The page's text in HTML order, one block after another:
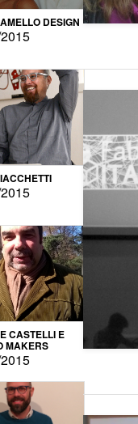
DESIGN
CASTELLI E
MAKERS